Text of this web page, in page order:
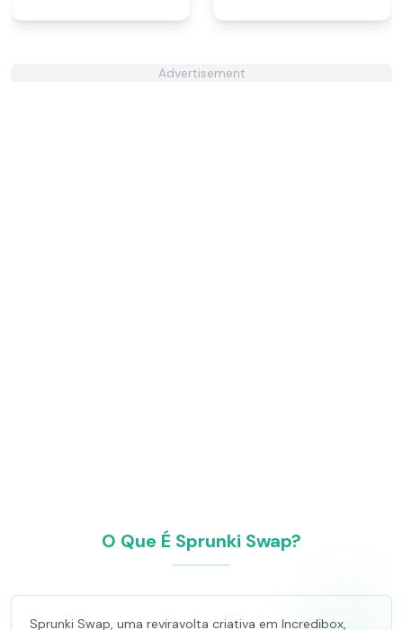
Advertisement
O Que É Sprunki Swap?
Sprunki Swap, uma reviravolta criativa em Incredibox,